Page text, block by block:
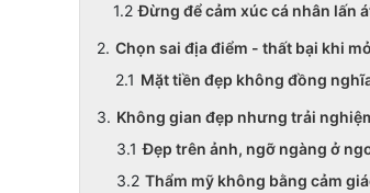
Đừng để cảm xúc cá nhân lấn
Chọn sai địa điểm - thất bại khi
Mặt tiền đẹp không đồng
Không gian đẹp nhưng trải
Đẹp trên ảnh, ngỡ ngàng ở
Thẩm mỹ không bằng cảm